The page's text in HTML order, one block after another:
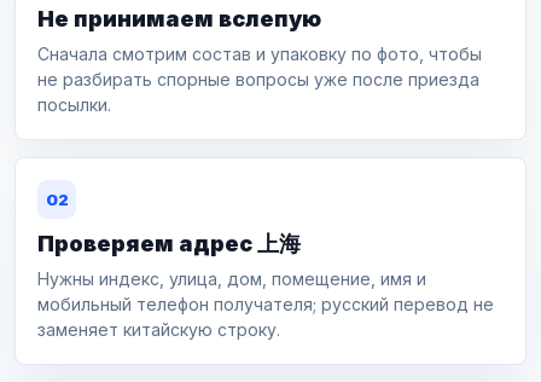
Не принимаем вслепую
Сначала смотрим состав и упаковку по фото, чтобы
не разбирать спорные вопросы уже после приезда
посылки.
02
Проверяем адрес 上海
Нужны индекс, улица, дом, помещение, имя и
мобильный телефон получателя; русский перевод не
заменяет китайскую строку.